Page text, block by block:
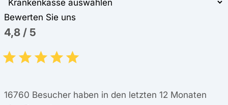
Bewerten Sie uns
4,8 / 5
16760 Besucher haben in den letzten 12 Monaten